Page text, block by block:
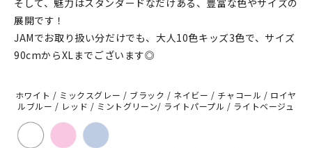
カートを見る
よくある質問
お問い合わせ
そして、魅力はスタンダードなだけある、豊富な色やサイズの
展開です！
JAMでお取り扱い分だけでも、大人10色キッズ3色で、サイズ
90cmからXLまでございます◎
ホワイト / ミックスグレー / ブラック / ネイビー / チャコール / ロイヤ
ルブルー / レッド / ミントグリーン/ ライトパープル / ライトベージュ